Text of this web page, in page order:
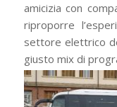
amicizia con
riproporre
settore elettrico
giusto mix di